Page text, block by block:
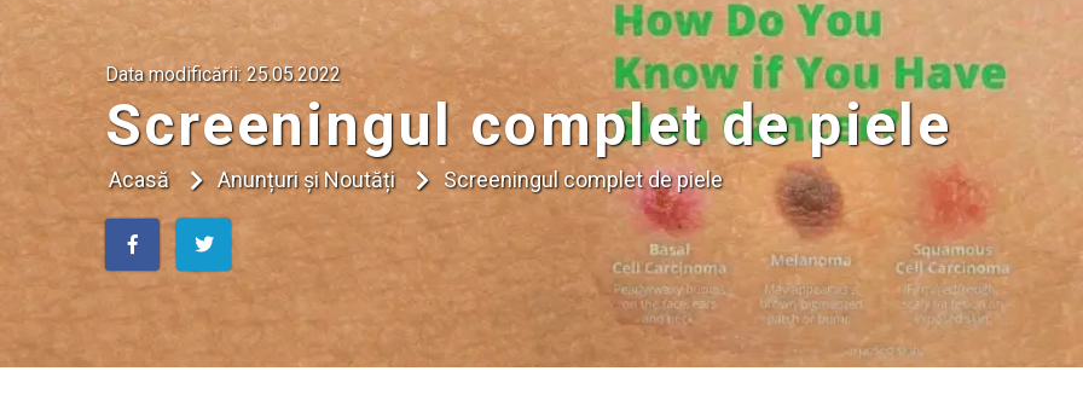
Data modificării:25.05.2022
Screeningul complet de piele
Acasă Anunțuri și Noutăți Screeningul complet de piele